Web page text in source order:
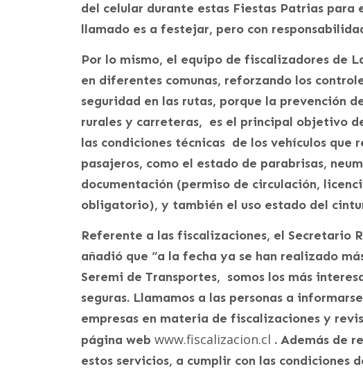
del celular durante estas Fiestas Patrias para
llamado es a festejar, pero con
Por lo mismo, el equipo de fiscalizadores de
en diferentes comunas, reforzando los
seguridad en las rutas, porque la prevención
rurales y carreteras, es el principal objetivo
las condiciones técnicas de los vehículos que
pasajeros, como el estado de parabrisas,
documentación (permiso de circulación,
obligatorio), y también el uso estado del
Referente a las fiscalizaciones, el Secretario
añadió que “a la fecha ya se han realizado
Seremi de Transportes, somos los más
seguras. Llamamos a las personas a
empresas en materia de fiscalizaciones y
página web www.fiscalizacion.cl . Además de
estos servicios, a cumplir con las condiciones